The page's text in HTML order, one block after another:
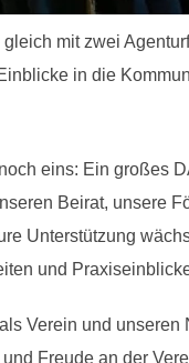
gleich mit zwei
in die
eins: Ein großes
Beirat, unsere
Unterstützung
und
Verein und
Freude an der